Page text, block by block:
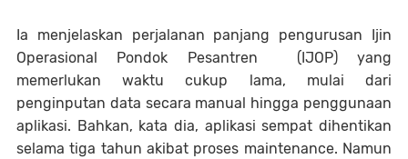
Ia menjelaskan perjalanan panjang pengurusan Ijin
Operasional Pondok Pesantren (IJOP) yang
memerlukan waktu cukup lama, mulai dari
penginputan data secara manual hingga penggunaan
aplikasi. Bahkan, kata dia, aplikasi sempat dihentikan
selama tiga tahun akibat proses maintenance. Namun